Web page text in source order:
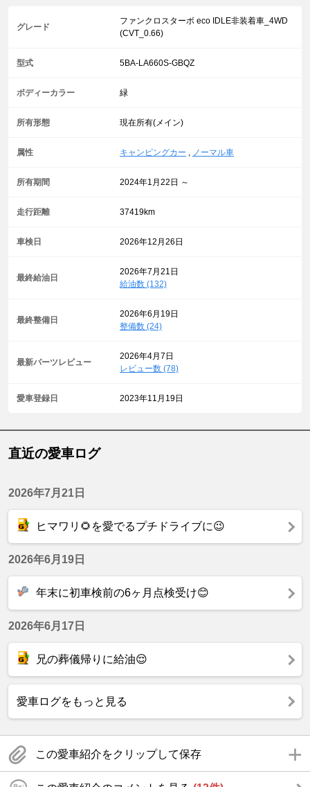
グレード
ファンクロスターボ eco IDLE非装着車_4WD
(CVT_0.66)
型式 5BA-LA660S-GBQZ
ボディーカラー 緑
所有形態 現在所有(メイン)
属性 キャンピングカー , ノーマル車
所有期間 2024年1月22日 ～
走行距離 37419km
車検日 2026年12月26日
最終給油日
2026年7月21日
給油数 (132)
最終整備日
2026年6月19日
整備数 (24)
最新パーツレビュー
2026年4月7日
レビュー数 (78)
愛車登録日 2023年11月19日
直近の愛車ログ
2026年7月21日
ヒマワリ🌻を愛でるプチドライブに😉
2026年6月19日
年末に初車検前の6ヶ月点検受け😊
2026年6月17日
兄の葬儀帰りに給油😌
愛車ログをもっと見る
この愛車紹介をクリップして保存